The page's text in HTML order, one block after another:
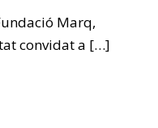
Marq,
convidat a […]